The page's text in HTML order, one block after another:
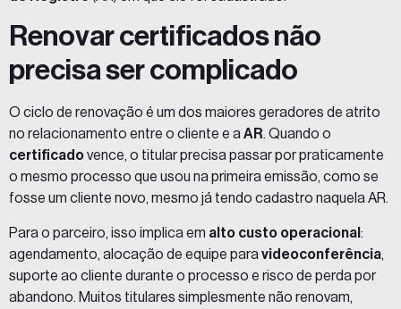
Renovar certificados não
precisa ser complicado
O ciclo de renovação é um dos maiores geradores de atrito
no relacionamento entre o cliente e aAR. Quando o
certificadovence, o titular precisa passar por praticamente
o mesmo processo que usou na primeira emissão, como se
fosse um cliente novo, mesmo já tendo cadastro naquela AR.
Para o parceiro, isso implica em alto custo operacional :
agendamento, alocação de equipe paravideoconferência,
suporte ao cliente durante o processo e risco de perda por
abandono. Muitos titulares simplesmente não renovam,